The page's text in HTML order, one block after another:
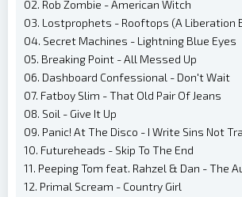
02. Rob Zombie - American Witch
03. Lostprophets - Rooftops (A Liberation
04. Secret Machines - Lightning Blue Eyes
05. Breaking Point - All Messed Up
06. Dashboard Confessional - Don't Wait
07. Fatboy Slim - That Old Pair Of Jeans
08. Soil - Give It Up
09. Panic! At The Disco - I Write Sins Not
10. Futureheads - Skip To The End
11. Peeping Tom feat. Rahzel & Dan - The
12. Primal Scream - Country Girl